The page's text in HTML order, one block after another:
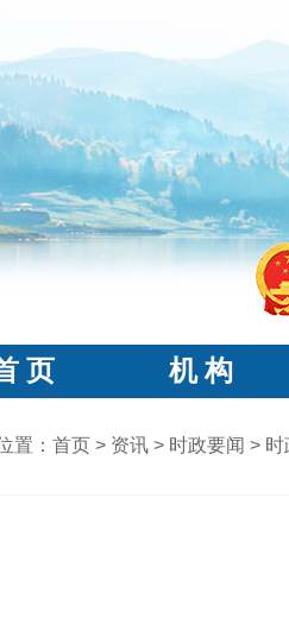
页 机 构
置： 首页 > 资讯 > 时政要闻 > 时